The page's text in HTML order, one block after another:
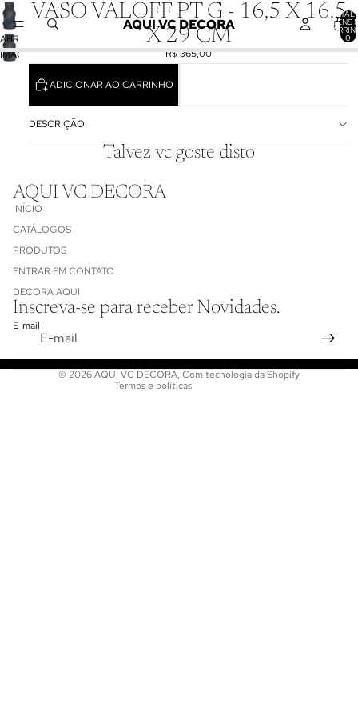
AQUI VC DECORA
TOTAL
ITENS
0
ABRIR
IMAGEM
VASO VALOFF PT G - 16,5 X 16,5
X 29 CM
R$ 365,00
ADICIONAR AO CARRINHO
DESCRIÇÃO
Talvez vc goste disto
AQUI VC DECORA
INÍCIO
CATÁLOGOS
PRODUTOS
ENTRAR EM CONTATO
DECORA AQUI
Inscreva-se para receber Novidades.
E-mail
© 2026AQUI VC DECORA, Com tecnologia da Shopify
Termos e políticas
Política de reembolso
Política de privacidade
Termos de serviço
Informações de contato